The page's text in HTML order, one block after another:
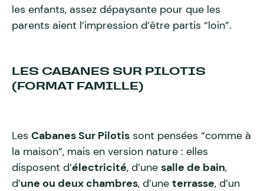
les enfants, assez dépaysante pour que les
parents aient l’impression d’être partis “loin”.
LES CABANES SUR PILOTIS
(FORMAT FAMILLE)
Les Cabanes Sur Pilotis sont pensées “comme à
la maison”, mais en version nature : elles
disposent d’électricité, d’une salle de bain,
d’une ou deux chambres, d’une terrasse, d’un